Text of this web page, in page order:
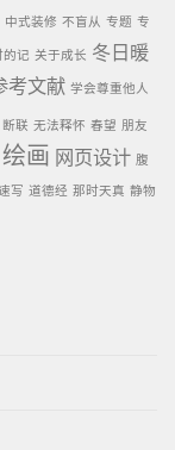
中式装修 不盲从 专题 专
的记 关于成长 冬日暖
考文献 学会尊重他人
断联 无法释怀 春望 朋友
绘画 网页设计 腹
写 道德经 那时天真 静物